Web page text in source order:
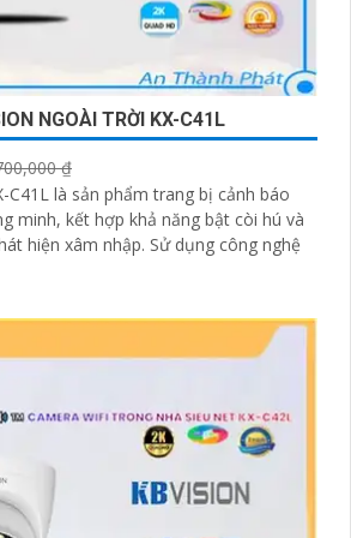
NGOÀI TRỜI KX-C41L
₫
C41L là sản phẩm trang bị cảnh báo
minh, kết hợp khả năng bật còi hú và
nhập. Sử dụng công nghệ